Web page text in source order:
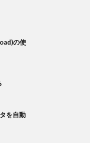
の使
を自動